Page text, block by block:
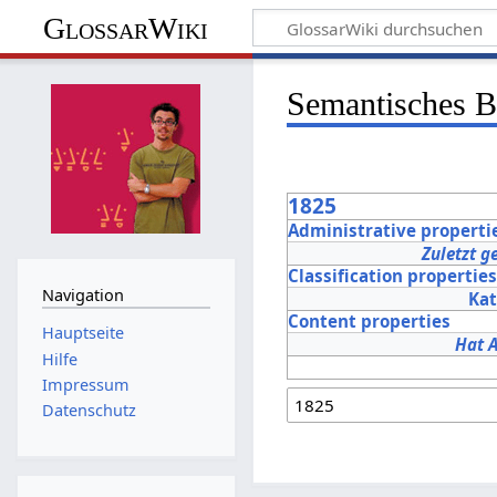
GlossarWiki
Semantisches
1825
Administrative
Zuletzt
Classification properties
Content properties
Hat
Navigation
Hauptseite
Hilfe
Impressum
Datenschutz